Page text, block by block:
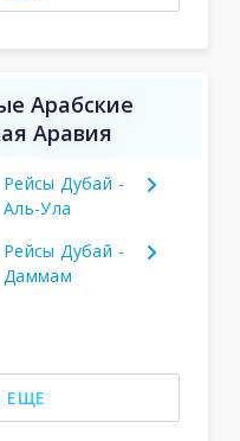
Арабские
Аравия
Рейсы Дубай -
Аль-Ула
Рейсы Дубай -
Даммам
ЕЩЕ